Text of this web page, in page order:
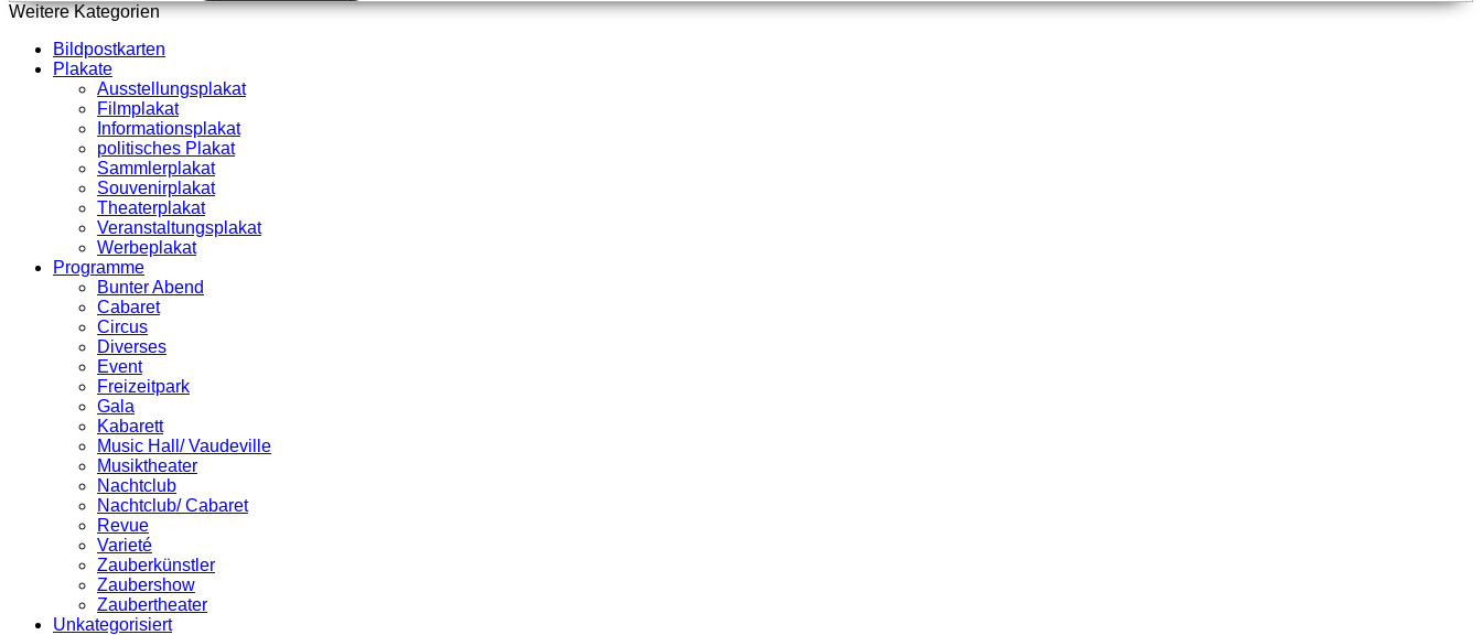
Weitere Kategorien
Bildpostkarten
Plakate
Ausstellungsplakat
Filmplakat
Informationsplakat
politisches Plakat
Sammlerplakat
Souvenirplakat
Theaterplakat
Veranstaltungsplakat
Werbeplakat
Programme
Bunter Abend
Cabaret
Circus
Diverses
Event
Freizeitpark
Gala
Kabarett
Music Hall/ Vaudeville
Musiktheater
Nachtclub
Nachtclub/ Cabaret
Revue
Varieté
Zauberkünstler
Zaubershow
Zaubertheater
Unkategorisiert